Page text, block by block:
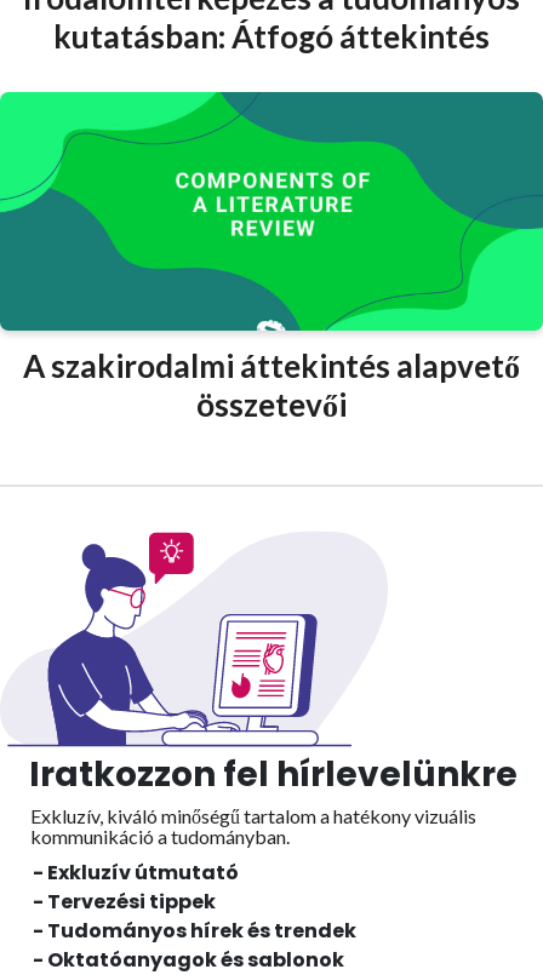
kutatásban: Átfogó áttekintés
A szakirodalmi áttekintés alapvető
összetevői
Iratkozzon fel hírlevelünkre
Exkluzív, kiváló minőségű tartalom a hatékony vizuális
kommunikáció a tudományban.
- Exkluzív útmutató
- Tervezési tippek
- Tudományos hírek és trendek
- Oktatóanyagok és sablonok